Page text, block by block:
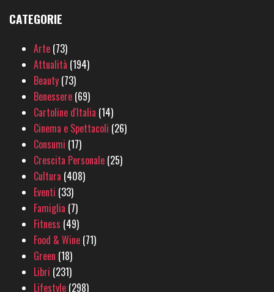
CATEGORIE
Arte (73)
Attualità (194)
Beauty (73)
Benessere (69)
Cartoline d'Italia (14)
Cinema e Spettacoli (26)
Consumi (17)
Crescita Personale (25)
Cultura (408)
Eventi (33)
Famiglia (7)
Fitness (49)
Food & Wine (71)
Green (18)
Libri (231)
Lifestyle (298)